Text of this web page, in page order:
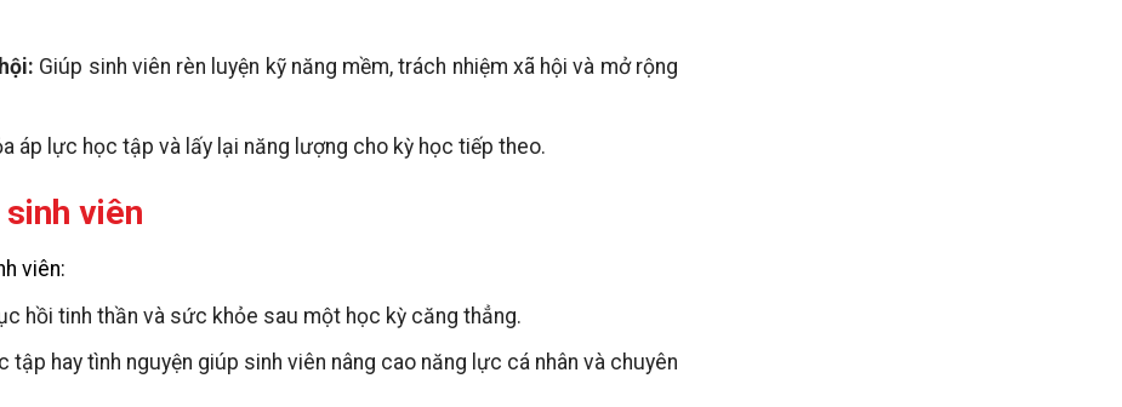
Giúp sinh viên rèn luyện kỹ năng mềm, trách nhiệm xã hội và mở rộng
áp lực học tập và lấy lại năng lượng cho kỳ học tiếp theo.
viên
viên:
hồi tinh thần và sức khỏe sau một học kỳ căng thẳng.
tập hay tình nguyện giúp sinh viên nâng cao năng lực cá nhân và chuyên